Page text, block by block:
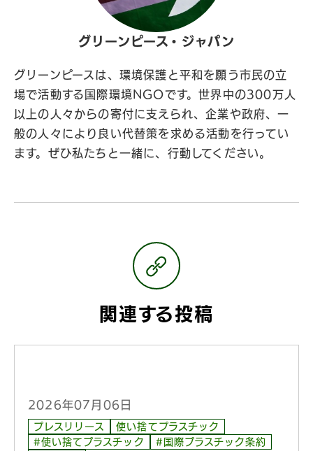
グリーンピース・ジャパン
グリーンピースは、環境保護と平和を願う市民の立
場で活動する国際環境NGOです。世界中の300万人
以上の人々からの寄付に支えられ、企業や政府、一
般の人々により良い代替策を求める活動を行ってい
ます。ぜひ私たちと一緒に、行動してください。
関連する投稿
2026年07月06日
プレスリリース
使い捨てプラスチック
#使い捨てプラスチック
#国際プラスチック条約